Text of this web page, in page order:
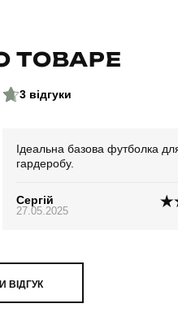
ТОВАРЕ
3 відгуки
Ідеальна базова футболка
гардеробу.
Сергій
27.05.2025
ВІДГУК